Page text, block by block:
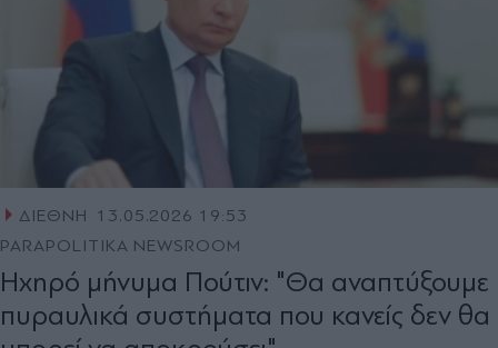
ΔΙΕΘΝΗ
13.05.2026 19:53
PARAPOLITIKA NEWSROOM
Ηχηρό μήνυμα Πούτιν: "Θα αναπτύξουμε
πυραυλικά συστήματα που κανείς δεν θα